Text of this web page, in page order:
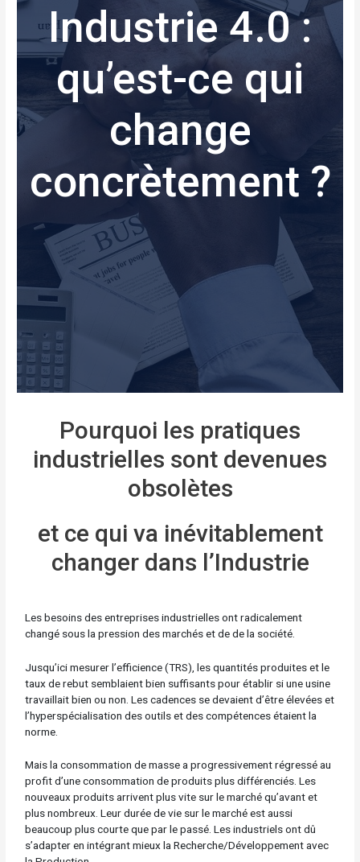
Industrie 4.0 :
qu’est-ce qui
change
concrètement ?
Pourquoi les pratiques
industrielles sont devenues
obsolètes
et ce qui va inévitablement
changer dans l’Industrie
Les besoins des entreprises industrielles ont radicalement
changé sous la pression des marchés et de de la société.
Jusqu’ici mesurer l’efficience (TRS), les quantités produites et le
taux de rebut semblaient bien suffisants pour établir si une usine
travaillait bien ou non. Les cadences se devaient d’être élevées et
l’hyperspécialisation des outils et des compétences étaient la
norme.
Mais la consommation de masse a progressivement régressé au
profit d’une consommation de produits plus différenciés. Les
nouveaux produits arrivent plus vite sur le marché qu’avant et
plus nombreux. Leur durée de vie sur le marché est aussi
beaucoup plus courte que par le passé. Les industriels ont dû
s’adapter en intégrant mieux la Recherche/Développement avec